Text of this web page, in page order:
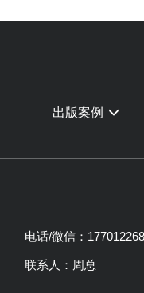
出版案例
电话/微信：
联系人：周总